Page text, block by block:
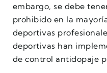
embargo, se debe
prohibido en la
deportivas
deportivas han
de control antidopaje